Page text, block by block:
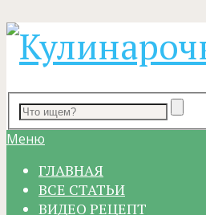
Меню
ГЛАВНАЯ
ВСЕ СТАТЬИ
ВИДЕО РЕЦЕПТ